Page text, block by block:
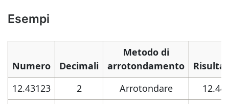
Esempi
Numero Decimali
Metodo di
arrotondamento
12.43123
2 Arrotondare
12.44